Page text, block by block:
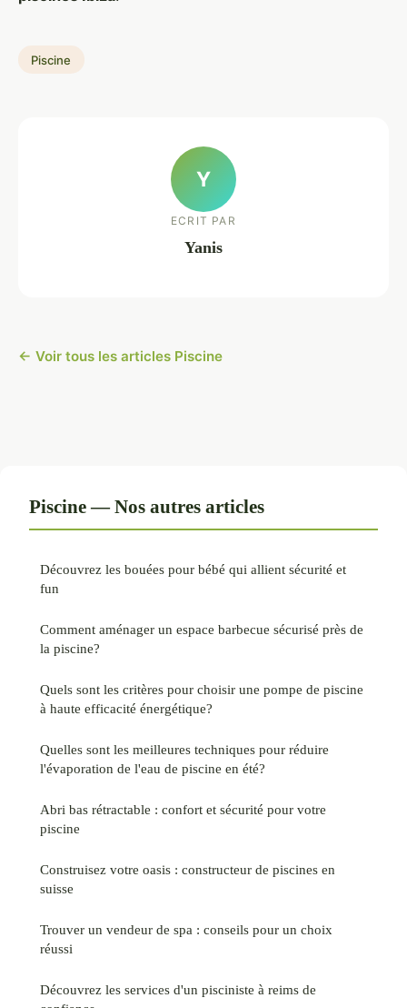
Piscine
Y
ECRIT PAR
Yanis
← Voir tous les articles Piscine
Piscine — Nos autres articles
Découvrez les bouées pour bébé qui allient sécurité et
fun
Comment aménager un espace barbecue sécurisé près de
la piscine?
Quels sont les critères pour choisir une pompe de piscine
à haute efficacité énergétique?
Quelles sont les meilleures techniques pour réduire
l'évaporation de l'eau de piscine en été?
Abri bas rétractable : confort et sécurité pour votre
piscine
Construisez votre oasis : constructeur de piscines en
suisse
Trouver un vendeur de spa : conseils pour un choix
réussi
Découvrez les services d'un pisciniste à reims de